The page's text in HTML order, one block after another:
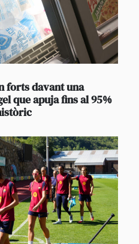
forts davant una
que apuja fins al 95%